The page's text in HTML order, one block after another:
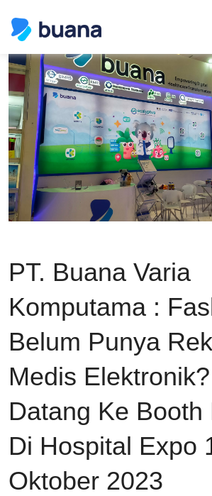
PT. Buana Varia
Komputama :
Belum Punya
Medis
Datang Ke Booth
Di Hospital Expo
Oktober 2023